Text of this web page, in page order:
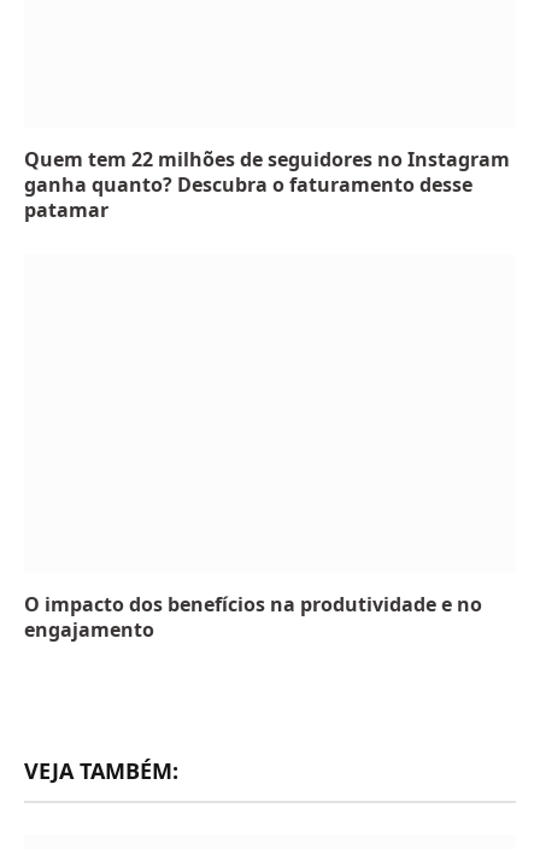
Quem tem 22 milhões de seguidores no Instagram
ganha quanto? Descubra o faturamento desse
patamar
O impacto dos benefícios na produtividade e no
engajamento
VEJA TAMBÉM: